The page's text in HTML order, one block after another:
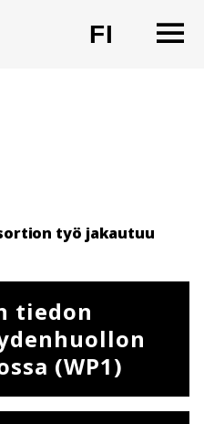
FI
työ jakautuu
tiedon
(WP1)